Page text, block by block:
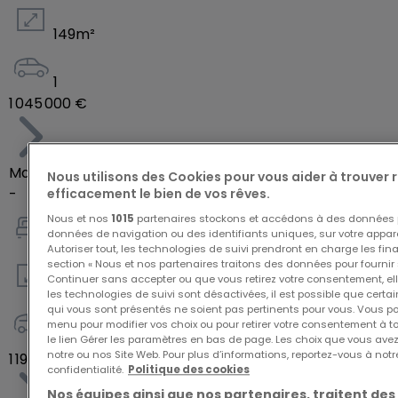
à modifications.)
149m²
1
1 045 000 €
Maison jumelée
-
4
188m²
3
1 198 000 €
Nous utilisons des Cookies pour vous aider à trouver
efficacement le bien de vos rêves.
Nous et nos 1015 partenaires stockons et accédons à des
données de navigation ou des identifiants uniques, sur votre
Autoriser tout, les technologies de suivi prendront en charge les
section « Nous et nos partenaires traitons des données pour fournir
Continuer sans accepter ou que vous retirez votre consentement,
les technologies de suivi sont désactivées, il est possible que
qui vous sont présentés ne soient pas pertinents pour vous. Vous
menu pour modifier vos choix ou pour retirer votre consentement à
le lien Gérer les paramètres en bas de page. Les choix que vous
notre ou nos Site Web. Pour plus d’informations, reportez-vous à
confidentialité. Politique des cookies